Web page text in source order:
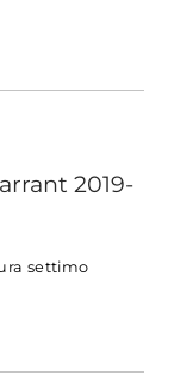
2019-
settimo